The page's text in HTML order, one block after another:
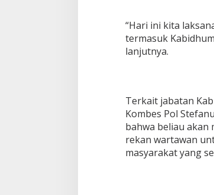
“Hari ini kita
termasuk
lanjutnya.
Terkait jabatan
Kombes Pol
bahwa beliau
rekan wartawan
masyarakat yang